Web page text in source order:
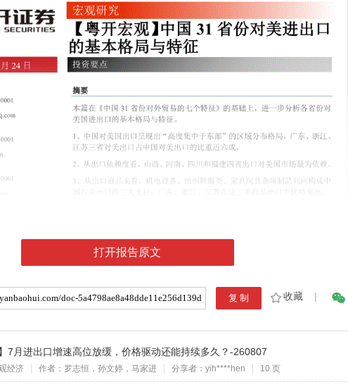
打开报告原文
收藏 |
7月进出口增速高位放缓，价格驱动还能持续多久？-260807
经济 作者：罗志恒，孙文婷，马家进 分享者：yih****hen 10 页